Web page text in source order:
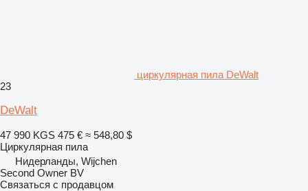
циркулярная пила DeWalt
23
DeWalt
47 990 KGS 475 € ≈ 548,80 $
Циркулярная пила
Нидерланды, Wijchen
Second Owner BV
Связаться с продавцом